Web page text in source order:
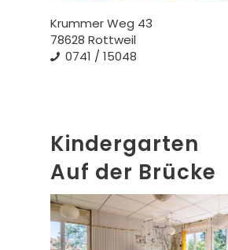
Krummer Weg 43
78628 Rottweil
0741 / 15048
Kindergarten
Auf der Brücke